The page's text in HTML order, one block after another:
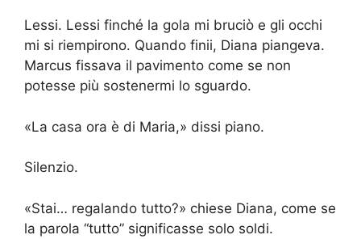
Lessi. Lessi finché la gola mi bruciò e gli occhi
mi si riempirono. Quando finii, Diana piangeva.
Marcus fissava il pavimento come se non
potesse più sostenermi lo sguardo.
«La casa ora è di Maria,» dissi piano.
Silenzio.
«Stai… regalando tutto?» chiese Diana, come se
la parola “tutto” significasse solo soldi.